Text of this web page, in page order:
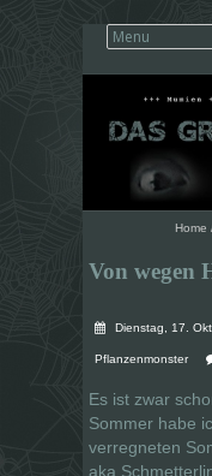
Home
Von wegen
Dienstag, 17.
Pflanzenmonster
Es ist zwar
Sommer habe
verregneten
aka